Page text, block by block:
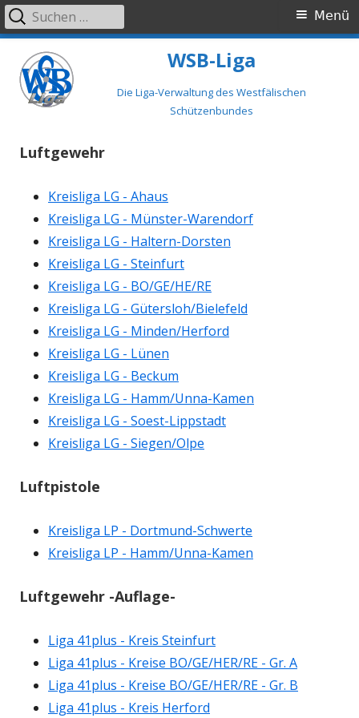
Springe
zum
Inhalt
WSB-Liga
Die Liga-Verwaltung des Westfälischen
Schützenbundes
Primäres
Menü
Menü
Suchen
nach:
Luftgewehr
Kreisliga LG - Ahaus
Kreisliga LG - Münster-Warendorf
Kreisliga LG - Haltern-Dorsten
Kreisliga LG - Steinfurt
Kreisliga LG - BO/GE/HE/RE
Kreisliga LG - Gütersloh/Bielefeld
Kreisliga LG - Minden/Herford
Kreisliga LG - Lünen
Kreisliga LG - Beckum
Kreisliga LG - Hamm/Unna-Kamen
Kreisliga LG - Soest-Lippstadt
Kreisliga LG - Siegen/Olpe
Luftpistole
Kreisliga LP - Dortmund-Schwerte
Kreisliga LP - Hamm/Unna-Kamen
Luftgewehr -Auflage-
Liga 41plus - Kreis Steinfurt
Liga 41plus - Kreise BO/GE/HER/RE - Gr. A
Liga 41plus - Kreise BO/GE/HER/RE - Gr. B
Liga 41plus - Kreis Herford